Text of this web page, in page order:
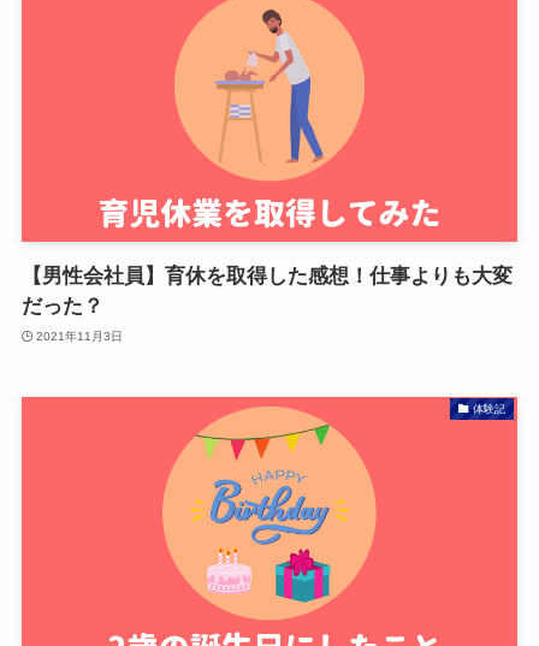
【男性会社員】育休を取得した感想！仕事よりも大変
だった？
2021年11月3日
体験記